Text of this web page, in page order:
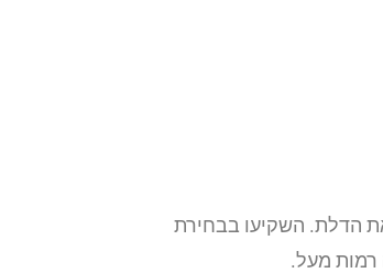
הדלת. השקיעו בבחירת
רמות מעל.